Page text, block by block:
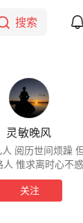
搜索
灵敏晚风
阅历世间烦躁
人 惟求离时心不惑
关注